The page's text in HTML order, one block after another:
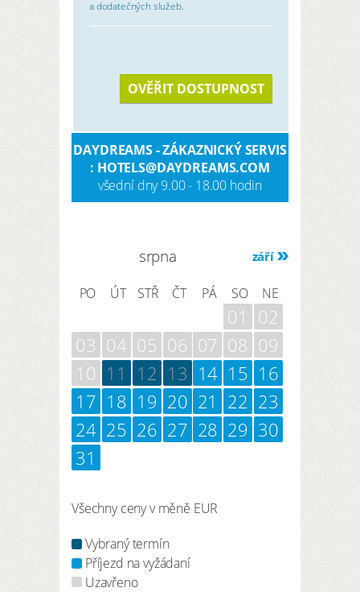
a dodatečných služeb.
OVĚŘIT DOSTUPNOST
DAYDREAMS - ZÁKAZNICKÝ SERVIS
: HOTELS@DAYDREAMS.COM
všední dny 9.00 - 18.00 hodin
září
srpna
PO ÚT STŘ ČT PÁ SO NE
01
02
03 04 05 06 07 08 09
10 11 12 13 14 15 16
17 18 19 20 21 22 23
24 25 26 27 28 29 30
31
Všechny ceny v měně EUR
Vybraný termín
Příjezd na vyžádaní
Uzavřeno